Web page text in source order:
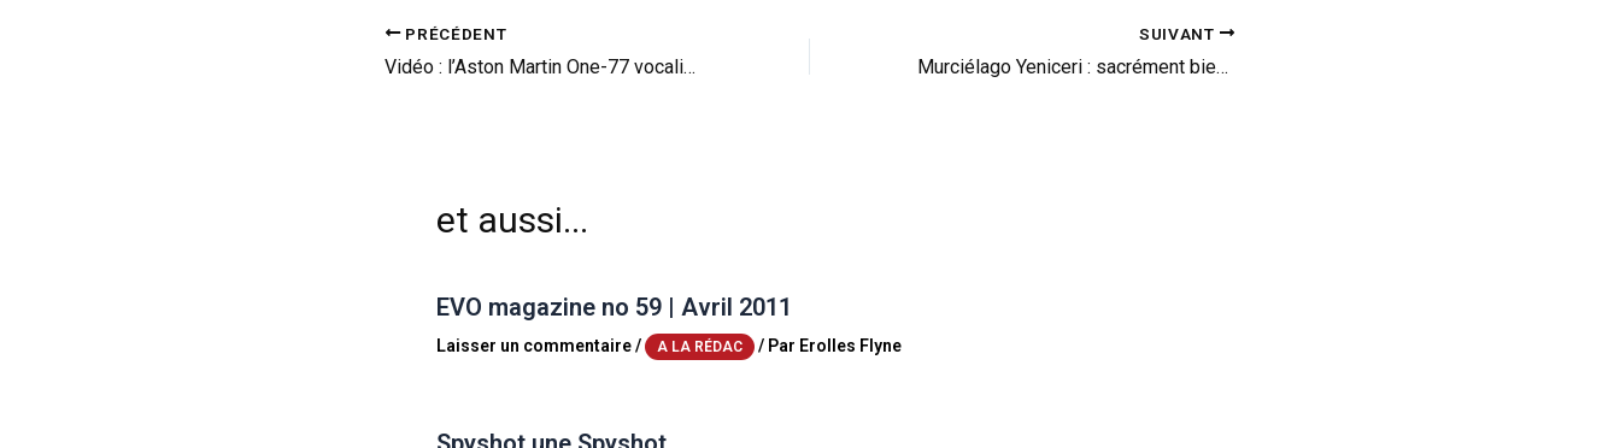
PRÉCÉDENT
Vidéo : l’Aston Martin One-77 vocalise
SUIVANT
Murciélago Yeniceri : sacrément bien montée
et aussi...
EVO magazine no 59 | Avril 2011
Laisser un commentaire/ A LA RÉDAC / Par Erolles Flyne